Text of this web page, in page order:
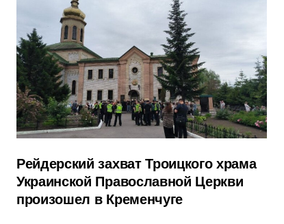
Рейдерский захват Троицкого храма
Украинской Православной Церкви
произошел в Кременчуге